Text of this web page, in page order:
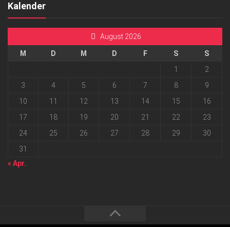
Kalender
August 2026
M D M D F S
S
1
2
3
4 5 6 7 8
9
10
11 12 13 14 15
16
17
18 19 20 21 22
23
24
25 26 27 28 29
30
31
« Apr.